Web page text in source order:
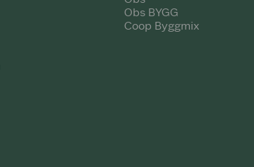
Obs BYGG
Coop Byggmix